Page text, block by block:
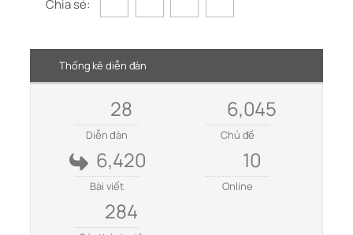
Chia sẻ:
Thống kê diễn đàn
28
Diễn đàn
6,045
Chủ đề
6,420
Bài viết
10
Online
284